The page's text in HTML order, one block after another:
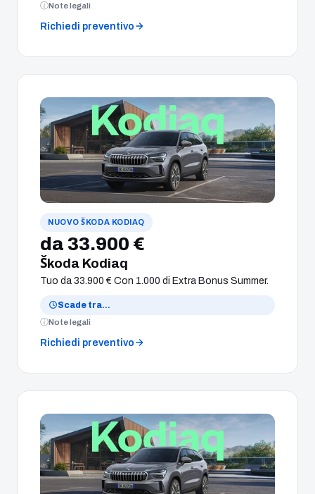
Note legali
Richiedi preventivo
NUOVO ŠKODA KODIAQ
da 33.900 €
Škoda Kodiaq
Tuo da 33.900 € Con 1.000 di Extra Bonus Summer.
Scade tra…
Note legali
Richiedi preventivo